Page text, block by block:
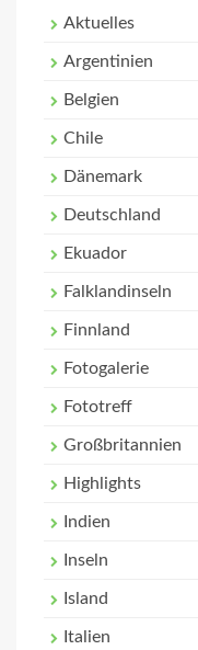
Aktuelles
Argentinien
Belgien
Chile
Dänemark
Deutschland
Ekuador
Falklandinseln
Finnland
Fotogalerie
Fototreff
Großbritannien
Highlights
Indien
Inseln
Island
Italien